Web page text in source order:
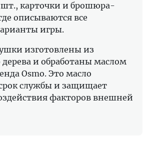
карточки и брошюра-
описываются все
игры.
изготовлены из
дерева и обработаны маслом
Osmo. Это масло
службы и защищает
факторов внешней